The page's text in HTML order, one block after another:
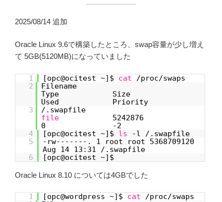
2025/08/14 追加
Oracle Linux 9.6で構築したところ、swap容量が少し増え
て 5GB(5120MB)になっていました
1 [opc@ocitest ~]$ cat
/proc/swaps
2
Filename
Type Size
Used Priority
3
/.swapfile
file
5242876
0 -2
4
[opc@ocitest ~]$ ls
-l /.swapfile
5
-rw-------. 1 root root 5368709120
Aug 14 13:31 /.swapfile
6
[opc@ocitest ~]$
Oracle Linux 8.10 については4GBでした
1 [opc@wordpress ~]$ cat
/proc/swaps